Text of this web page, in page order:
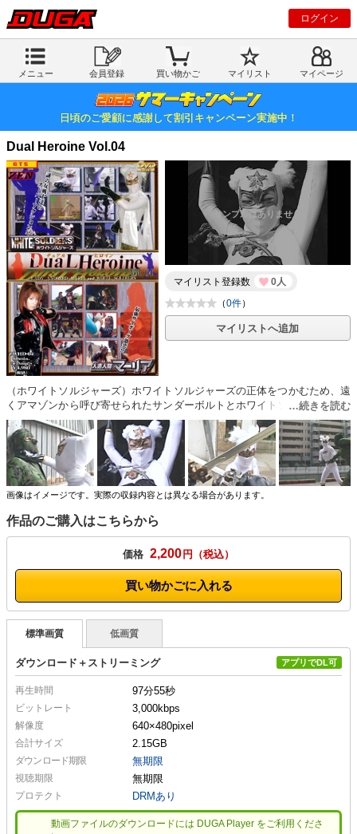
ログイン
メニュー 会員登録 買い物かご マイリスト マイページ
日頃のご愛顧に感謝して割引キャンペーン実施中！
Dual Heroine Vol.04
マイリスト登録数
0人
（0件）
マイリストへ追加
（ホワイトソルジャーズ）ホワイトソルジャーズの正体をつかむため、遠
くアマゾンから呼び寄せられたサンダーボルトとホワイトソルジャーズの
熾烈な戦い。しかし、サンダーボルトの新兵器“ホワイトキラーガン” の登
場で大ピンチに！！さあ、どうするホワイトソルジャーズ！！（人造人間
マーリア）高すぎるプライドと戦闘能力のため、自らの属する悪の組織・
ダークギルドを壊滅させたサイボーグ・マーリアは自らの存在意義のた
め、敵対する地球防衛軍のサイボーグ・カレイダーに決闘を挑む。しか
し、決闘はかろうじて生き残っていたダークギルドの首領・マスターギル
兵士の手によって捕らえられてしまうが…。
画像はイメージです。実際の収録内容とは異なる場合があります。
作品のご購入はこちらから
価格 2,200 円
買い物かごに入れる
標準画質 低画質
ダウンロード＋ストリーミング アプリでDL可
再生時間 97分55秒
ビットレート 3,000kbps
解像度 640×480pixel
合計サイズ 2.15GB
ダウンロード期限 無期限
視聴期限 無期限
プロテクト DRMあり
動画ファイルのダウンロードには DUGA Player をご利用くださ